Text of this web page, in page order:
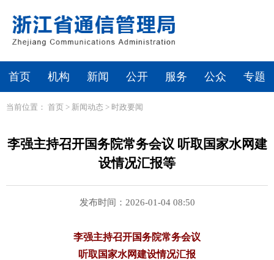
首页 机构 新闻 公开 服务 公众 专题
当前位置： 首页 > 新闻动态 > 时政要闻
李强主持召开国务院常务会议 听取国家水网建
设情况汇报等
发布时间：2026-01-04 08:50
李强主持召开国务院常务会议
听取国家水网建设情况汇报